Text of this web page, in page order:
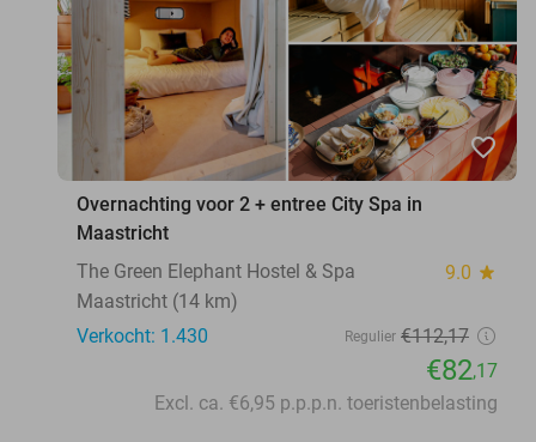
favorite_border
Overnachting voor 2 + entree City Spa in
Maastricht
The Green Elephant Hostel & Spa
9.0 star
Maastricht (14 km)
Verkocht: 1.430
Regulier €112,17
€82,17
Excl. ca. €6,95 p.p.p.n. toeristenbelasting